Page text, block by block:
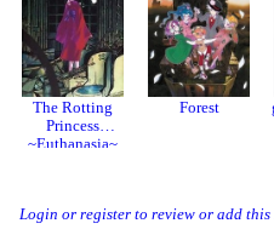
Login or register to review or add
The Rotting
Princess
~Euthanasia~
Forest